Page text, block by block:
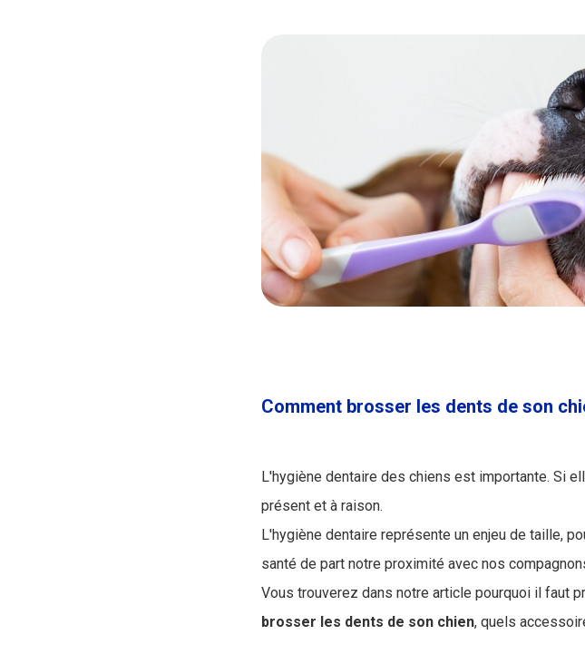
Comment brosser les dents de son
L'hygiène dentaire des chiens est importante. Si
présent et à raison.
L'hygiène dentaire représente un enjeu de taille,
santé de part notre proximité avec nos
Vous trouverez dans notre article pourquoi il faut
brosser les dents de son chien, quels